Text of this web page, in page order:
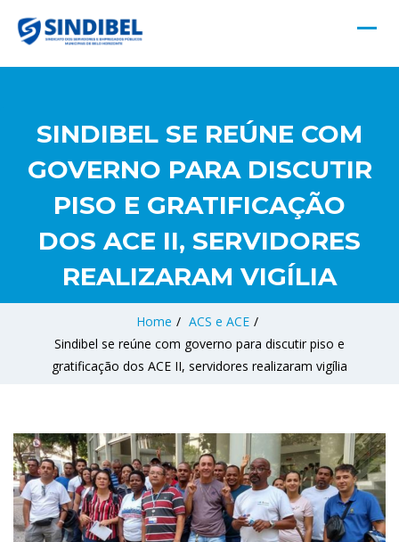
SINDIBEL SE REÚNE COM
GOVERNO PARA DISCUTIR
PISO E GRATIFICAÇÃO
DOS ACE II, SERVIDORES
REALIZARAM VIGÍLIA
Home / ACS e ACE /
Sindibel se reúne com governo para discutir piso e
gratificação dos ACE II, servidores realizaram vigília